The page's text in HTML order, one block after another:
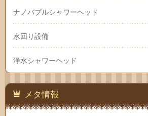
ナノバブルシャワーヘッド
水回り設備
浄水シャワーヘッド
メタ情報